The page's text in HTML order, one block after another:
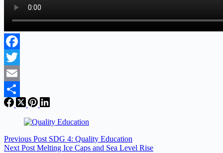
Facebook
Twitter
Email
Share
Previous Post SDG 4: Quality Education
Next Post Melting Ice Caps and Sea Level Rise